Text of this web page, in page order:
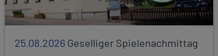
25.08.2026Geselliger Spielenachmittag